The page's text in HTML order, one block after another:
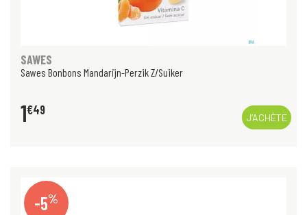
SAWES
Sawes Bonbons Mandarijn-Perzik Z/Suiker
1€49
J’ACHÈTE
-5%